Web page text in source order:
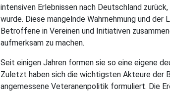
intensiven Erlebnissen nach Deutschland
wurde. Diese mangelnde Wahrnehmung und
Betroffene in Vereinen und Initiativen
aufmerksam zu machen.
Seit einigen Jahren formen sie so eine eigene
Zuletzt haben sich die wichtigsten Akteure der
angemessene Veteranenpolitik formuliert. Die